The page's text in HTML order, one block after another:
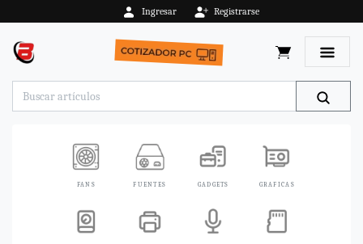
Ingresar Registrarse
FANS FUENTES GADGETS GRAFICAS